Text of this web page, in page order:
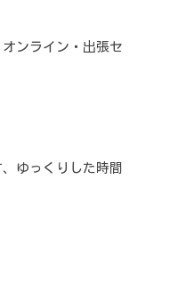
ンライン・出張セ
ゆっくりした時間